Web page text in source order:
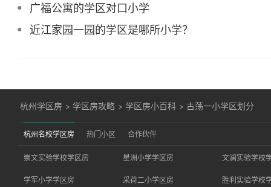
广福公寓的学区对口小学
近江家园一园的学区是哪所小学？
杭州学区房 > 学区房攻略 > 学区房小百科 >古荡一小学区划分
杭州名校学区房 热门小区 合作伙伴
崇文实验学校学区房 星洲小学学区房 文澜实验学校
学军小学学区房 采荷二小学区房 胜利实验学校